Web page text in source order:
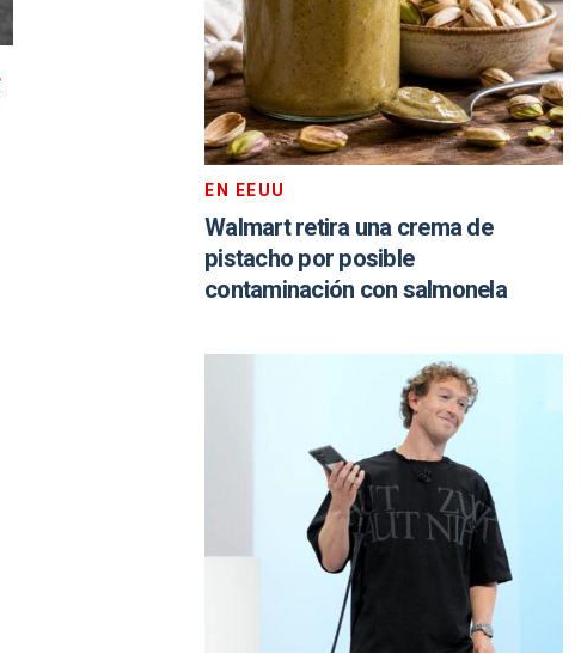
EN EEUU
Walmart retira una crema de
pistacho por posible
contaminación con salmonela